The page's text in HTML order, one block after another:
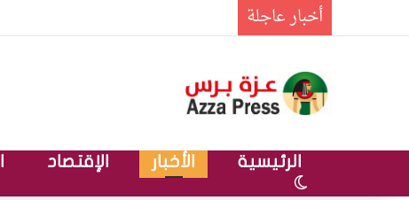
أخبار عاجلة
الرئيسية الأخبار الإقتصاد
الوضع المظلم